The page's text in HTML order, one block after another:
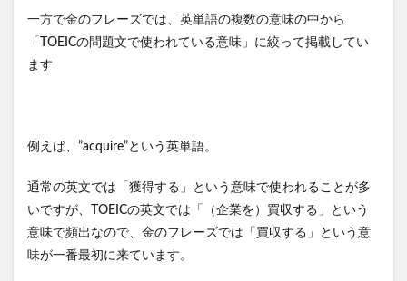
一方で金のフレーズでは、英単語の複数の意味の中から
「TOEICの問題文で使われている意味」に絞って掲載してい
ます
例えば、”acquire”という英単語。
通常の英文では「獲得する」という意味で使われることが多
いですが、TOEICの英文では「（企業を）買収する」という
意味で頻出なので、金のフレーズでは「買収する」という意
味が一番最初に来ています。